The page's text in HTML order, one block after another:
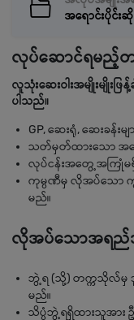
အရောင်းပိုင်
လုပ်ဆောင်ရမည့်တာ
လူသုံးဆေးဝါးအမျိုးမျိုး
ပါသည်။
GP, ဆေးရုံ, ဆေးခန်း
သတ်မှတ်ထားသော အရေ
လုပ်ငန်းအတွေ့အကြုံမရှိ
ကုမ္ပဏီမှ လိုအပ်သော ကျွ
မည်။
လိုအပ်သောအရည်အ
ဘွဲ့ရ (သို့) တက္ကသိုလ်မှ
မည်။
သိပ္ပံဘွဲ့ရရှိထားသူအား ဦ